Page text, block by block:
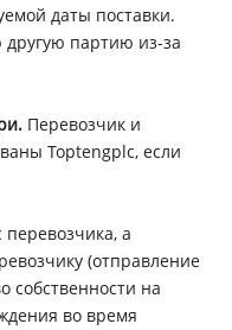
даты поставки.
партию из-за
Перевозчик и
Toptengplc, если
а
(отправление
собственности на
во время